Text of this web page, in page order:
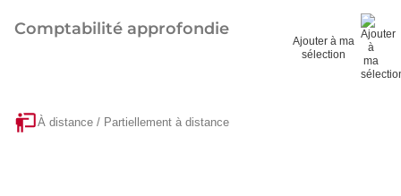
Comptabilité approfondie
Ajouter à ma
sélection
À distance / Partiellement à distance